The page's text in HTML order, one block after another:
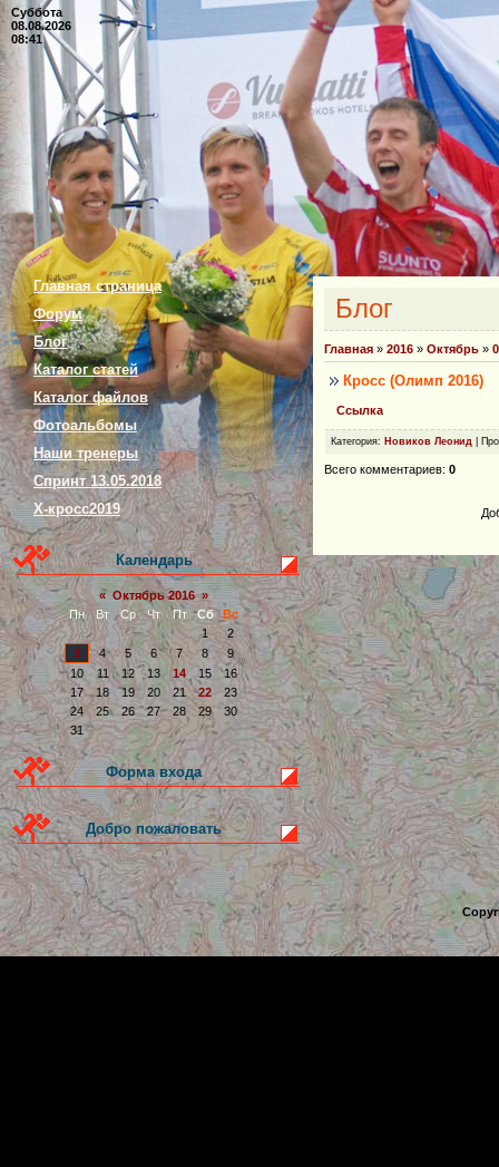
Суббота
08.08.2026
08:41
Главная страница
Форум
Блог
Каталог статей
Каталог файлов
Фотоальбомы
Наши тренеры
Спринт 13.05.2018
Х-кросс2019
Календарь
« Октябрь 2016 »
Пн
Вт Ср Чт Пт Сб
Вс
1
2
3
4 5 6 7 8
9
10
11 12 13 14 15
16
17
18 19 20 21 22
23
24
25 26 27 28 29
30
31
Форма входа
Добро пожаловать
Блог
Главная » 2016 » Октябрь »
Кросс (Олимп 2016)
Ссылка
Категория: Новиков Леонид
Всего комментариев: 0